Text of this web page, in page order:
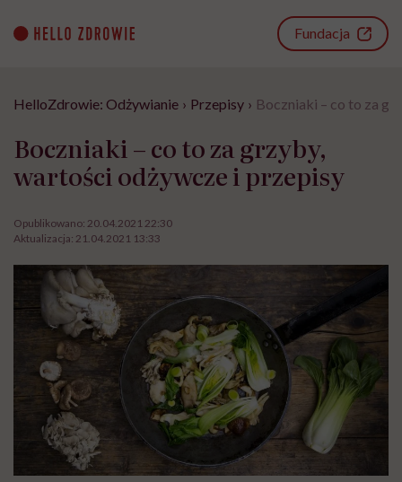
content
Fundacja
HelloZdrowie: Odżywianie › Przepisy › Boczniaki – co to za
Boczniaki – co to za grzyby,
wartości odżywcze i przepisy
Opublikowano: 20.04.2021 22:30
Aktualizacja: 21.04.2021 13:33